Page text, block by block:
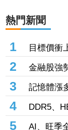
熱門新聞
1
目標價衝
DRAM大
2
金融股強
張 投
3
記憶體漲
賣華邦電
4
DDR5、